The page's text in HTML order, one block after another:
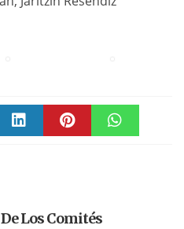
Los Comités